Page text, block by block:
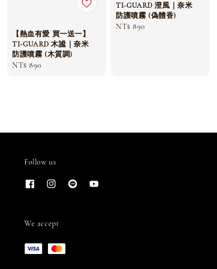
【熱血有愛 買一送一】
TI-GUARD 木謐｜奈米
防護噴霧 (木質調)
Regular
NT$ 890
TI-GUARD 澄風｜奈米
防護噴霧 (偽體香)
Regular
NT$ 890
Follow us
We accept